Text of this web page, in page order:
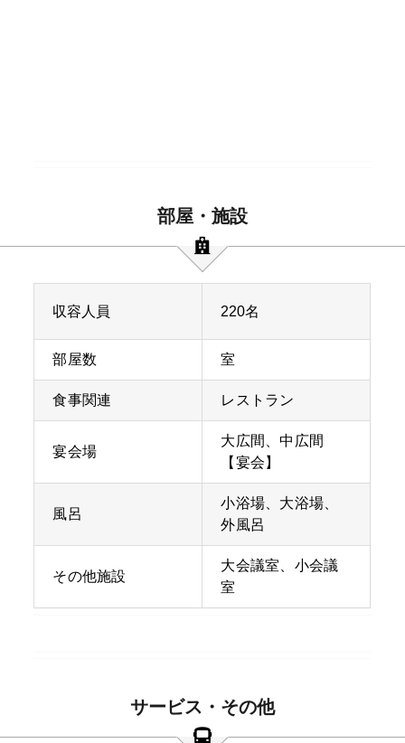
部屋・施設
収容人員 220名
部屋数 室
食事関連 レストラン
宴会場
大広間、中広間
【宴会】
風呂
小浴場、大浴場、
外風呂
その他施設
大会議室、小会議
室
サービス・その他